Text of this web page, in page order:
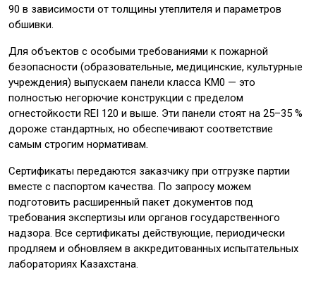
90 в зависимости от толщины утеплителя и параметров
обшивки.
Для объектов с особыми требованиями к пожарной
безопасности (образовательные, медицинские, культурные
учреждения) выпускаем панели класса КМ0 — это
полностью негорючие конструкции с пределом
огнестойкости REI 120 и выше. Эти панели стоят на 25–35 %
дороже стандартных, но обеспечивают соответствие
самым строгим нормативам.
Сертификаты передаются заказчику при отгрузке партии
вместе с паспортом качества. По запросу можем
подготовить расширенный пакет документов под
требования экспертизы или органов государственного
надзора. Все сертификаты действующие, периодически
продляем и обновляем в аккредитованных испытательных
лабораториях Казахстана.